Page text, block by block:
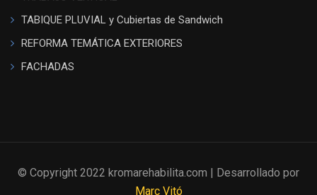
TABIQUE PLUVIAL y Cubiertas de Sandwich
REFORMA TEMÁTICA EXTERIORES
FACHADAS
© Copyright 2022 kromarehabilita.com | Desarrollado por
Marc Vitó